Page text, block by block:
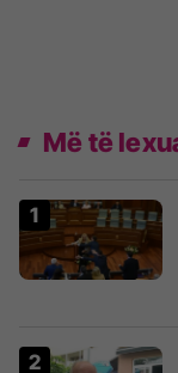
Më të